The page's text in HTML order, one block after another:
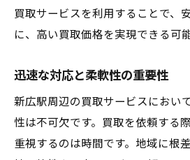
買取サービスを利用することで、
に、高い買取価格を実現できる可
迅速な対応と柔軟性の重要性
新広駅周辺の買取サービスにおい
性は不可欠です。買取を依頼する
重視するのは時間です。地域に根